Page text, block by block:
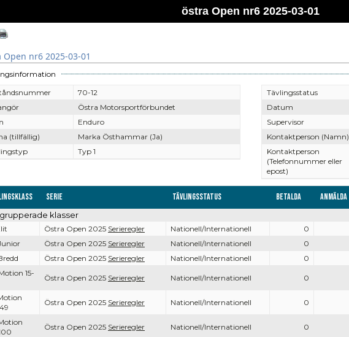
östra Open nr6 2025-03-01
Open nr6 2025-03-01
70-12
Östra Motorsportförbundet
Enduro
(tillfällig)
Marka Östhammar (Ja)
Typ 1
Tävlingsstatus
Datum
Supervisor
Kontaktperson (Namn)
Kontaktperson
(Telefonnummer eller
epost)
Serie Tävlingsstatus Betalda Anmälda
klasser
Östra Open 2025 Serieregler Nationell/Internationell 0
Östra Open 2025 Serieregler Nationell/Internationell 0
Östra Open 2025 Serieregler Nationell/Internationell 0
15-
Östra Open 2025 Serieregler Nationell/Internationell 0
Östra Open 2025 Serieregler Nationell/Internationell 0
Östra Open 2025 Serieregler Nationell/Internationell 0